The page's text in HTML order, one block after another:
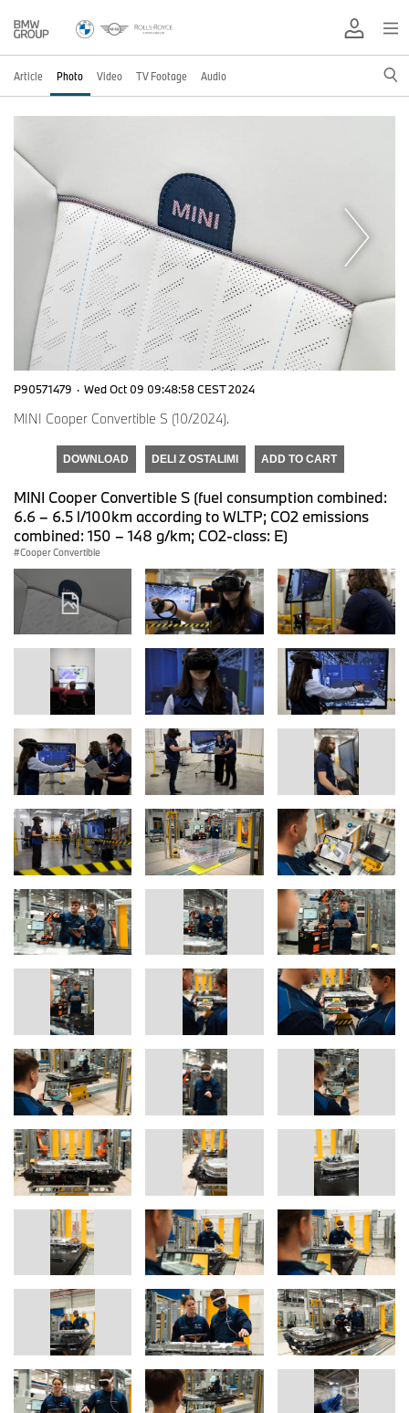
Article Photo Video TV Footage Audio
P90571479 · Wed Oct 09 09:48:58 CEST 2024
MINI Cooper Convertible S (10/2024).
DOWNLOAD DELI Z OSTALIMI ADD TO CART
MINI Cooper Convertible S (fuel consumption combined:
6.6 – 6.5 l/100km according to WLTP; CO2 emissions
combined: 150 – 148 g/km; CO2-class: E)
Cooper Convertible